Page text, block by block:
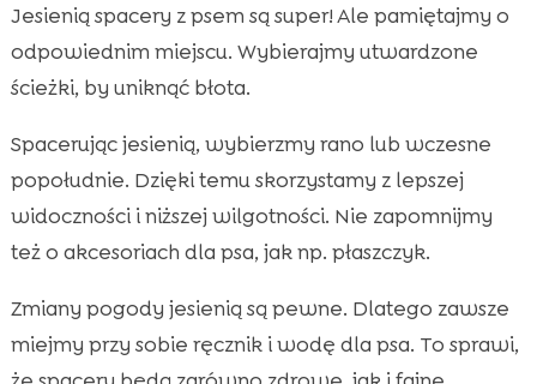
Jesienią spacery z psem są super! Ale pamiętajmy o
odpowiednim miejscu. Wybierajmy utwardzone
ścieżki, by uniknąć błota.
Spacerując jesienią, wybierzmy rano lub wczesne
popołudnie. Dzięki temu skorzystamy z lepszej
widoczności i niższej wilgotności. Nie zapomnijmy
też o akcesoriach dla psa, jak np. płaszczyk.
Zmiany pogody jesienią są pewne. Dlatego zawsze
miejmy przy sobie ręcznik i wodę dla psa. To sprawi,